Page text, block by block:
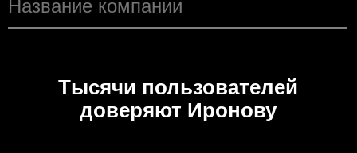
Тысячи пользователей
доверяют Иронову